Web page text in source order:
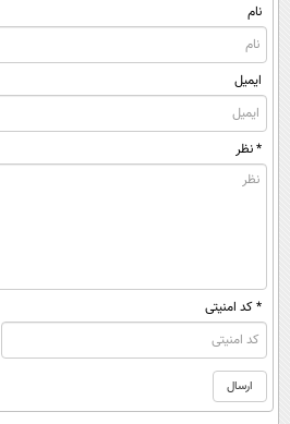
نام
ایمیل
* نظر
* کد امنیتی